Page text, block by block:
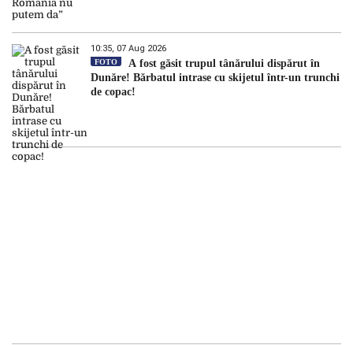
10:35, 07 Aug 2026
FOTO
A fost găsit trupul tânărului dispărut în
Dunăre! Bărbatul intrase cu skijetul într-un trunchi
de copac!